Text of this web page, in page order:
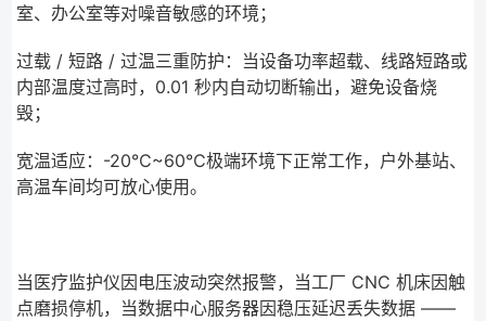
室、办公室等对噪音敏感的环境；
过载 / 短路 / 过温三重防护：当设备功率超载、线路短路或
内部温度过高时，0.01 秒内自动切断输出，避免设备烧
毁；
宽温适应：-20℃~60℃极端环境下正常工作，户外基站、
高温车间均可放心使用。
当医疗监护仪因电压波动突然报警，当工厂 CNC 机床因触
点磨损停机，当数据中心服务器因稳压延迟丢失数据 ——